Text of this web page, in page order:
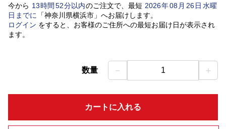
今から 13時間 52分以内のご注文で、最短 2026年08 月 26日水曜
日 までに 「神奈川県横浜市」 へお届けします。
ログイン をすると、お客様のご住所への最短お届け日が表示され
ます。
数量 － 1 ＋
カートに入れる